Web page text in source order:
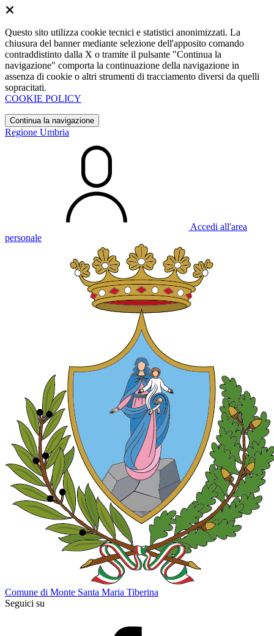
Questo sito utilizza cookie tecnici e statistici anonimizzati. La
chiusura del banner mediante selezione dell'apposito comando
contraddistinto dalla X o tramite il pulsante "Continua la
navigazione" comporta la continuazione della navigazione in
assenza di cookie o altri strumenti di tracciamento diversi da quelli
sopracitati.
COOKIE POLICY
Continua la navigazione
Regione Umbria
Accedi all'area
personale
Comune di Monte Santa Maria Tiberina
Seguici su